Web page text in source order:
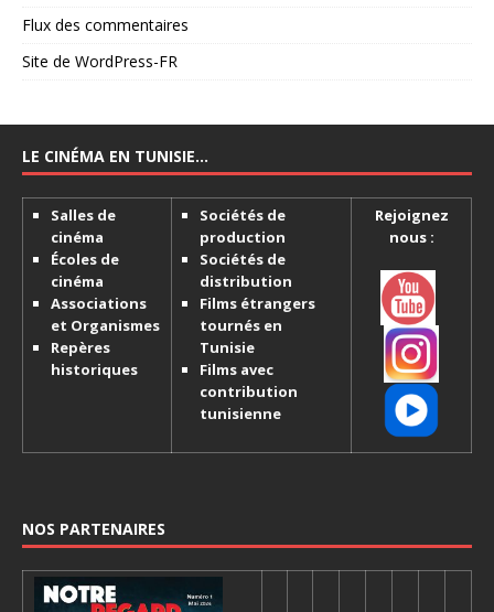
Flux des commentaires
Site de WordPress-FR
LE CINÉMA EN TUNISIE…
Salles de
cinéma
Écoles de
cinéma
Associations
et Organismes
Repères
historiques
Sociétés de
production
Sociétés de
distribution
Films étrangers
tournés en
Tunisie
Films avec
contribution
tunisienne
Rejoignez
nous :
NOS PARTENAIRES